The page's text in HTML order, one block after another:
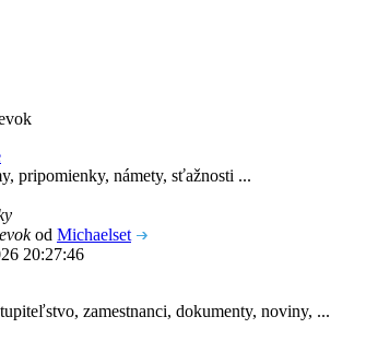
pripomienky, námety, sťažnosti ...
od Michaelset
20:27:46
zamestnanci, dokumenty, noviny, ...